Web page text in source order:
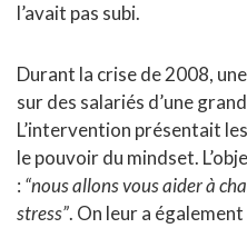
l’avait pas subi.
Durant la crise de 2008,
sur des salariés d’une
L’intervention présentait
le pouvoir du mindset.
: “nous allons vous aider à
stress”. On leur a